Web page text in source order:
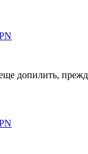
допилить,